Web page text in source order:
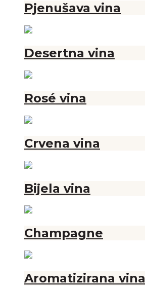
Pjenušava vina
Desertna vina
Rosé vina
Crvena vina
Bijela vina
Champagne
Aromatizirana vina